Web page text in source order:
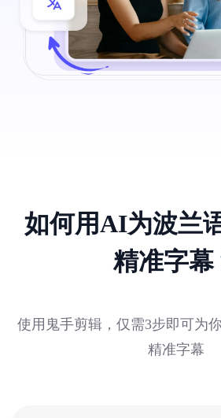
如何用AI为波兰
精准字幕
使用鬼手剪辑，仅需3步即可为
精准字幕